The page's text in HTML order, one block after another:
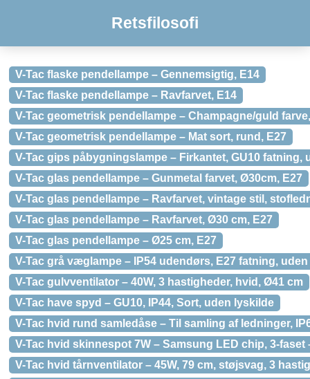
Retsfilosofi
V-Tac flaske pendellampe – Gennemsigtig, E14
V-Tac flaske pendellampe – Ravfarvet, E14
V-Tac geometrisk pendellampe – Champagne/guld
V-Tac geometrisk pendellampe – Mat sort, rund, E27
V-Tac gips påbygningslampe – Firkantet, GU10 fatning,
V-Tac glas pendellampe – Gunmetal farvet, Ø30cm, E27
V-Tac glas pendellampe – Ravfarvet, vintage stil,
V-Tac glas pendellampe – Ravfarvet, Ø30 cm, E27
V-Tac glas pendellampe – Ø25 cm, E27
V-Tac grå væglampe – IP54 udendørs, E27 fatning,
V-Tac gulvventilator – 40W, 3 hastigheder, hvid, Ø41 cm
V-Tac have spyd – GU10, IP44, Sort, uden lyskilde
V-Tac hvid rund samledåse – Til samling af ledninger,
V-Tac hvid skinnespot 7W – Samsung LED chip, 3-
V-Tac hvid tårnventilator – 45W, 79 cm, støjsvag, 3